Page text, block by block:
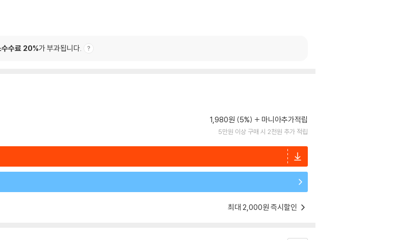
수수료 20%가 부과됩니다.
1,980원 (5%) 마니아추가적립
5만원 이상 구매 시 2천원 추가 적립
최대 2,000원 즉시할인